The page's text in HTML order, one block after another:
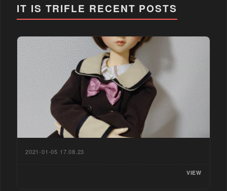
IT IS TRIFLE RECENT POSTS
2021-01-05 17.08.23
VIEW